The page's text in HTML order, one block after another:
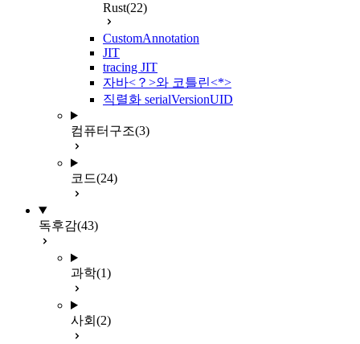
Rust(22)
CustomAnnotation
JIT
tracing JIT
자바<？>와 코틀린<*>
직렬화 serialVersionUID
컴퓨터구조(3)
코드(24)
독후감(43)
과학(1)
사회 (2)